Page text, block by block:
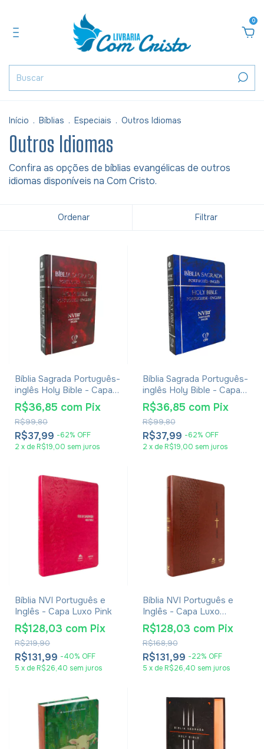
0
Início . Bíblias . Especiais . Outros Idiomas
Outros Idiomas
Confira as opções de bíblias evangélicas de outros
idiomas disponíveis na Com Cristo.
Ordenar Filtrar
Bíblia Sagrada Português-
inglês Holy Bible - Capa
Vermelha
R$37,99 -62% OFF
R$99,80
R$36,85 com Pix
2 x de R$19,00 sem juros
Bíblia Sagrada Português-
inglês Holy Bible - Capa
Azul
R$37,99 -62% OFF
R$99,80
R$36,85 com Pix
2 x de R$19,00 sem juros
Bíblia NVI Português e
Inglês - Capa Luxo Pink
R$131,99 -40% OFF
R$219,90
R$128,03 com Pix
5 x de R$26,40 sem juros
Bíblia NVI Português e
Inglês - Capa Luxo
Marrom
R$131,99 -22% OFF
R$168,90
R$128,03 com Pix
5 x de R$26,40 sem juros